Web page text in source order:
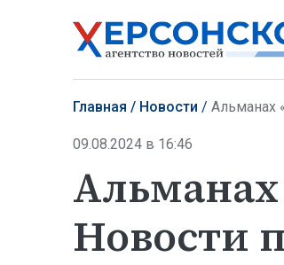
Главная Новости Альманах
09.08.2024 в 16:46
Альманах
Новости